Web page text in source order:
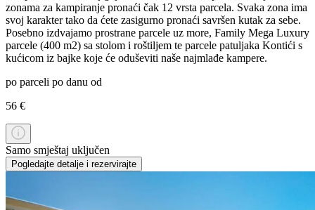
zonama za kampiranje pronaći čak 12 vrsta parcela. Svaka zona ima
svoj karakter tako da ćete zasigurno pronaći savršen kutak za sebe.
Posebno izdvajamo prostrane parcele uz more, Family Mega Luxury
parcele (400 m2) sa stolom i roštiljem te parcele patuljaka Kontići s
kućicom iz bajke koje će oduševiti naše najmlađe kampere.
po parceli po danu od
56 €
Samo smještaj uključen
Pogledajte detalje i rezervirajte